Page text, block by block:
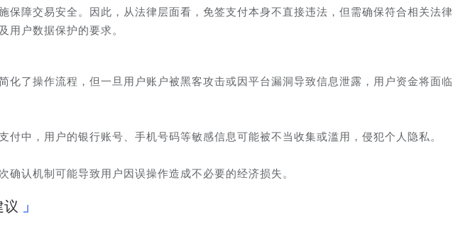
保障交易安全。因此，从法律层面看，免签支付本身不直接违法，但需确保符合相关法律
用户数据保护的要求。
化了操作流程，但一旦用户账户被黑客攻击或因平台漏洞导致信息泄露，用户资金将面临
付中，用户的银行账号、手机号码等敏感信息可能被不当收集或滥用，侵犯个人隐私。
确认机制可能导致用户因误操作造成不必要的经济损失。
议